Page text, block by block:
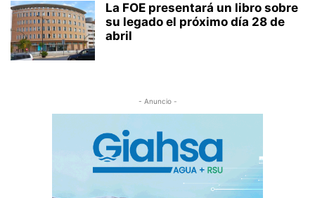
La FOE presentará un libro sobre
su legado el próximo día 28 de
abril
- Anuncio -